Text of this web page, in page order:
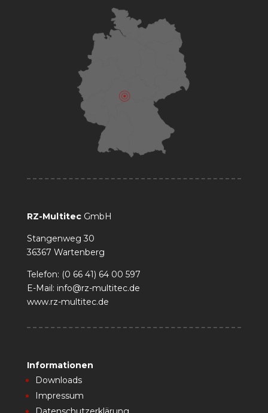
RZ-Multitec GmbH
Stangenweg 30
36367 Wartenberg
Telefon: (0 66 41) 64 00 597
E-Mail: info@rz-multitec.de
www.rz-multitec.de
Informationen
Downloads
Impressum